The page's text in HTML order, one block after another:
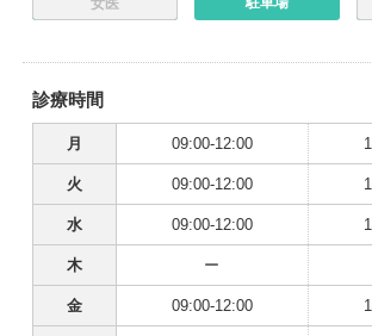
女医
診療時間
月 09:00-12:00
火 09:00-12:00
水 09:00-12:00
木 ー
金 09:00-12:00